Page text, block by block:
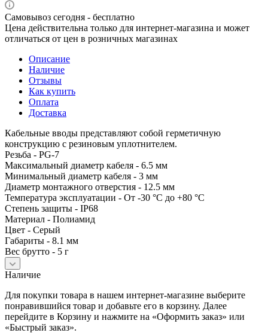
Самовывоз сегодня - бесплатно
Цена действительна только для интернет-магазина и может
отличаться от цен в розничных магазинах
Описание
Наличие
Отзывы
Как купить
Оплата
Доставка
Кабельные вводы представляют собой герметичную
конструкцию с резиновым уплотнителем.
Резьба - PG-7
Максимальный диаметр кабеля - 6.5 мм
Минимальный диаметр кабеля - 3 мм
Диаметр монтажного отверстия - 12.5 мм
Температура эксплуатации - От -30 °C до +80 °C
Степень защиты - IP68
Материал - Полиамид
Цвет - Серый
Габариты - 8.1 мм
Вес брутто - 5 г
Наличие
Для покупки товара в нашем интернет-магазине выберите
понравившийся товар и добавьте его в корзину. Далее
перейдите в Корзину и нажмите на «Оформить заказ» или
«Быстрый заказ».